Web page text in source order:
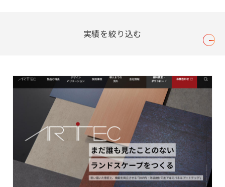
実績を絞り込む